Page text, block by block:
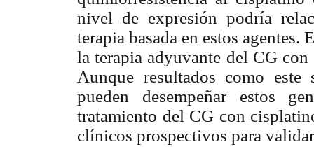
nivel de expresión podría
terapia basada en estos
la terapia adyuvante del CG
Aunque resultados como
pueden desempeñar estos
tratamiento del CG con
clínicos prospectivos para